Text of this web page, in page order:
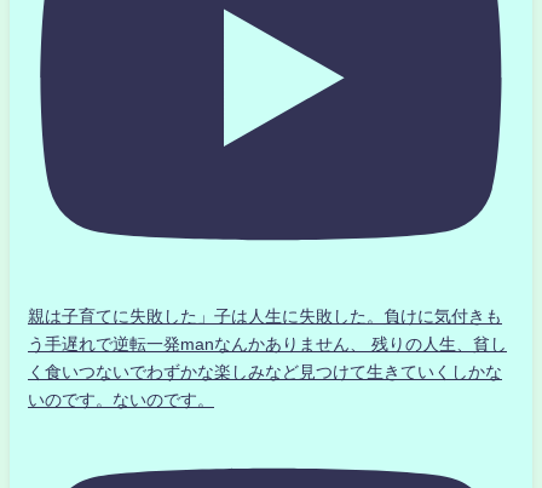
親は子育てに失敗した」子は人生に失敗した。負けに気付きも
う手遅れで逆転一発manなんかありません、 残りの人生、貧し
く食いつないでわずかな楽しみなど見つけて生きていくしかな
いのです。ないのです。